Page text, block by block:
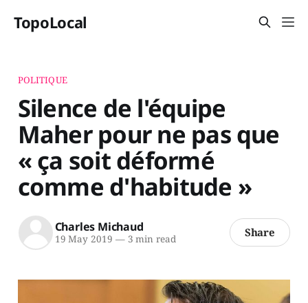
TopoLocal
POLITIQUE
Silence de l'équipe
Maher pour ne pas que
« ça soit déformé
comme d'habitude »
Charles Michaud
19 May 2019 —3 min read Share